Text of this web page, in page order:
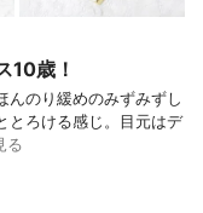
10歳！
んのり緩めのみずみずし
とろける感じ。目元はデ
る